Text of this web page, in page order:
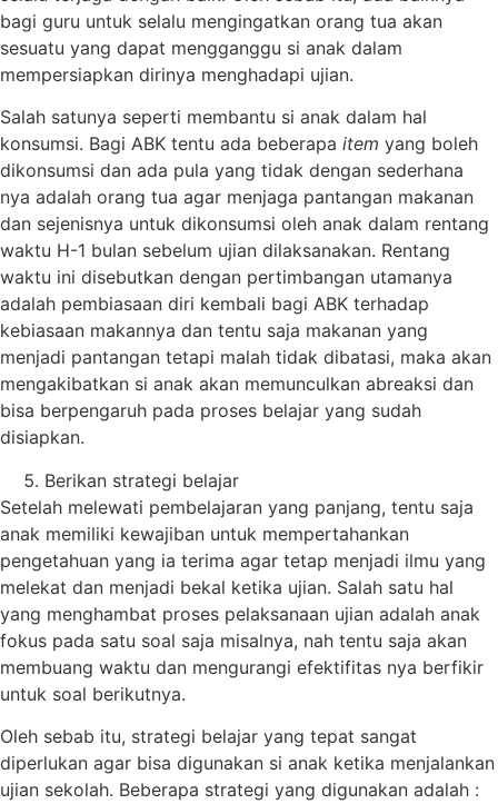
bagi guru untuk selalu mengingatkan orang tua akan
sesuatu yang dapat mengganggu si anak dalam
mempersiapkan dirinya menghadapi ujian.
Salah satunya seperti membantu si anak dalam hal
konsumsi. Bagi ABK tentu ada beberapa item yang boleh
dikonsumsi dan ada pula yang tidak dengan sederhana
nya adalah orang tua agar menjaga pantangan makanan
dan sejenisnya untuk dikonsumsi oleh anak dalam rentang
waktu H-1 bulan sebelum ujian dilaksanakan. Rentang
waktu ini disebutkan dengan pertimbangan utamanya
adalah pembiasaan diri kembali bagi ABK terhadap
kebiasaan makannya dan tentu saja makanan yang
menjadi pantangan tetapi malah tidak dibatasi, maka akan
mengakibatkan si anak akan memunculkan abreaksi dan
bisa berpengaruh pada proses belajar yang sudah
disiapkan.
Berikan strategi belajar
Setelah melewati pembelajaran yang panjang, tentu saja
anak memiliki kewajiban untuk mempertahankan
pengetahuan yang ia terima agar tetap menjadi ilmu yang
melekat dan menjadi bekal ketika ujian. Salah satu hal
yang menghambat proses pelaksanaan ujian adalah anak
fokus pada satu soal saja misalnya, nah tentu saja akan
membuang waktu dan mengurangi efektifitas nya berfikir
untuk soal berikutnya.
Oleh sebab itu, strategi belajar yang tepat sangat
diperlukan agar bisa digunakan si anak ketika menjalankan
ujian sekolah. Beberapa strategi yang digunakan adalah :